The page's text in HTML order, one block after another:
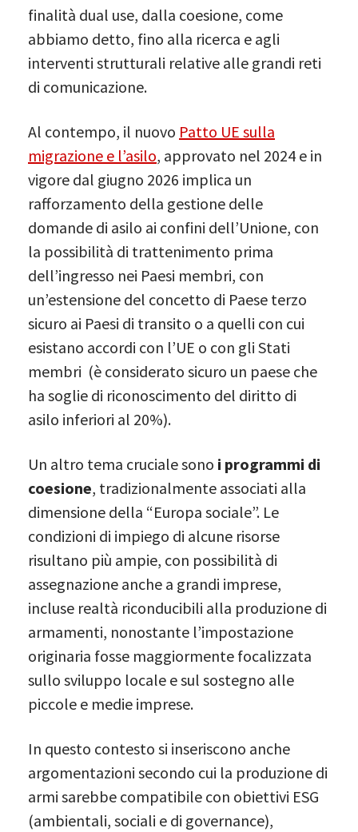
finalità dual use, dalla coesione, come
abbiamo detto, fino alla ricerca e agli
interventi strutturali relative alle grandi reti
di comunicazione.
Al contempo, il nuovo Patto UE sulla
migrazione e l’asilo, approvato nel 2024 e in
vigore dal giugno 2026 implica un
rafforzamento della gestione delle
domande di asilo ai confini dell’Unione, con
la possibilità di trattenimento prima
dell’ingresso nei Paesi membri, con
un’estensione del concetto di Paese terzo
sicuro ai Paesi di transito o a quelli con cui
esistano accordi con l’UE o con gli Stati
membri (è considerato sicuro un paese che
ha soglie di riconoscimento del diritto di
asilo inferiori al 20%).
Un altro tema cruciale sono i programmi di
coesione, tradizionalmente associati alla
dimensione della “Europa sociale”. Le
condizioni di impiego di alcune risorse
risultano più ampie, con possibilità di
assegnazione anche a grandi imprese,
incluse realtà riconducibili alla produzione di
armamenti, nonostante l’impostazione
originaria fosse maggiormente focalizzata
sullo sviluppo locale e sul sostegno alle
piccole e medie imprese.
In questo contesto si inseriscono anche
argomentazioni secondo cui la produzione di
armi sarebbe compatibile con obiettivi ESG
(ambientali, sociali e di governance),